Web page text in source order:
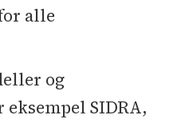
alle
og
SIDRA,